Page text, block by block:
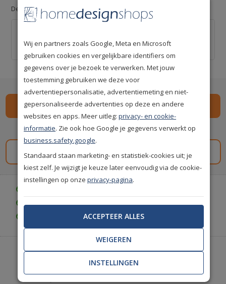
Deal: Voeg gratis lijm toe!
Kant-en-klaar
€ 0,00
Spaar115premium punten i
Gratis staal aanvragen
Gratis retourneren (30 dagen)
Gratis achteraf betalen
Heeft u hulp nodig of wilt u telefonisch bestellen?
Neem contact met ons op.
+31(0)85 888 3671 | Start met chatten
Wij en partners zoals Google, Meta en Microsoft
gebruiken cookies en vergelijkbare identifiers om
gegevens over je bezoek te verwerken. Met jouw
toestemming gebruiken we deze voor
advertentiepersonalisatie, advertentiemeting en niet-
gepersonaliseerde advertenties op deze en andere
websites en apps. Meer uitleg:privacy- en cookie-
informatie. Zie ook hoe Google je gegevens verwerkt op
business.safety.google.
Standaard staan marketing- en statistiek-cookies uit; je
kiest zelf. Je wijzigt je keuze later eenvoudig via de cookie-
instellingen op onzeprivacy-pagina.
ACCEPTEER ALLES
WEIGEREN
INSTELLINGEN